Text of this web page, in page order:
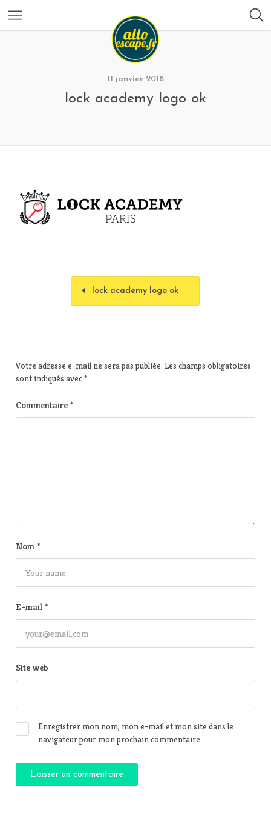
11 janvier 2018
lock academy logo ok
lock academy logo ok
Votre adresse e-mail ne sera pas publiée. Les champs obligatoires
sont indiqués avec*
Commentaire *
Nom *
E-mail *
Site web
Enregistrer mon nom, mon e-mail et mon site dans le
navigateur pour mon prochain commentaire.